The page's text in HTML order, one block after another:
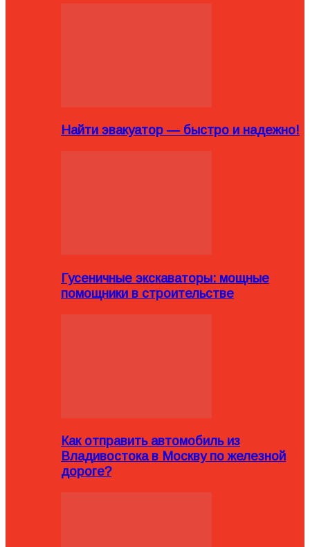
Найти эвакуатор — быстро и надежно!
Гусеничные экскаваторы: мощные
помощники в строительстве
Как отправить автомобиль из
Владивостока в Москву по железной
дороге?